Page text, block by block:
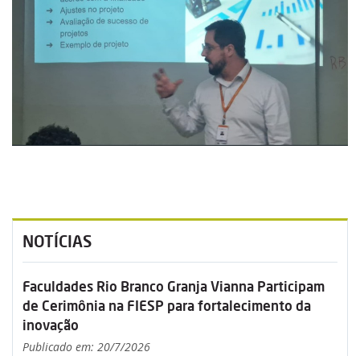
NOTÍCIAS
Faculdades Rio Branco Granja Vianna Participam
de Cerimônia na FIESP para fortalecimento da
inovação
Publicado em: 20/7/2026